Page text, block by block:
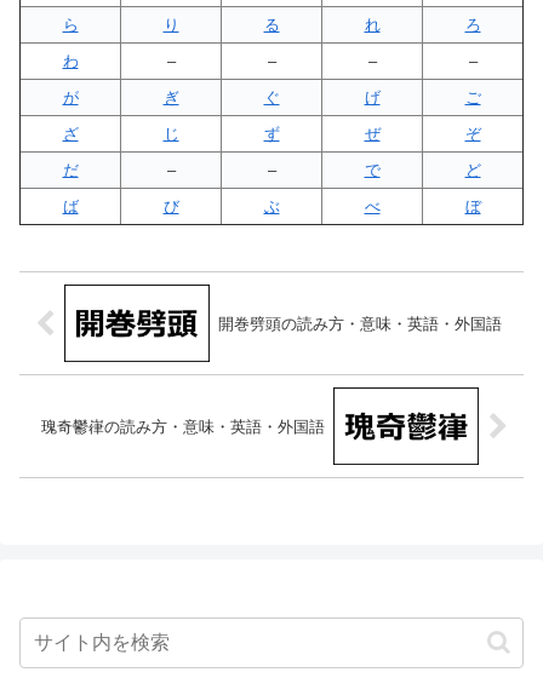
ら
り る れ
ろ
わ
– – –
–
が
ぎ ぐ げ
ご
ざ
じ ず ぜ
ぞ
だ
– – で
ど
ば
び ぶ べ ぼ
開巻劈頭の読み方・意味・英語・外国語
瑰奇鬱嵂の読み方・意味・英語・外国語